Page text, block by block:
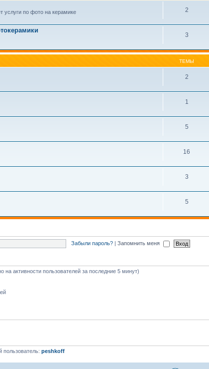
услуги по фото на керамике 2
3
ТЕМЫ
2
1
5
16
3
5
Забыли пароль? | Запомнить меня
на активности пользователей за последние 5 минут)
пользователь: peshkoff